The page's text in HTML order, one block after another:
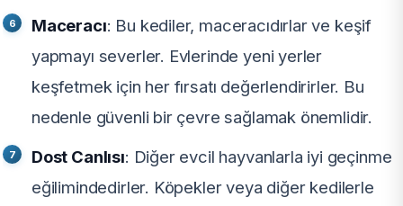
Maceracı: Bu kediler, maceracıdırlar ve keşif
yapmayı severler. Evlerinde yeni yerler
keşfetmek için her fırsatı değerlendirirler. Bu
nedenle güvenli bir çevre sağlamak önemlidir.
Dost Canlısı: Diğer evcil hayvanlarla iyi geçinme
eğilimindedirler. Köpekler veya diğer kedilerle